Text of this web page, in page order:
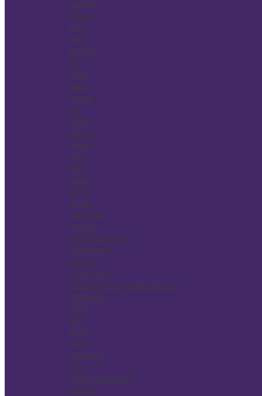
elSHINE
Enigma
Erika
Estel
Euro Stil
EVI
Expert
Felps
Framar
FSK
Ga.Ma
Gehwol
Genetic
Gera
ghd
Ginko
GLYNT
Grattol
Happy Hair
Harizma
Hercules Sagemann
HG Polishen
HIT Gel
IC FACTORY
ICE Professional (Natura Siberica)
IgroBeauty
Indola
INM
INOX
Insight
IQ Beauty
Irisk
ItalWax (White Line)
Iva Nails